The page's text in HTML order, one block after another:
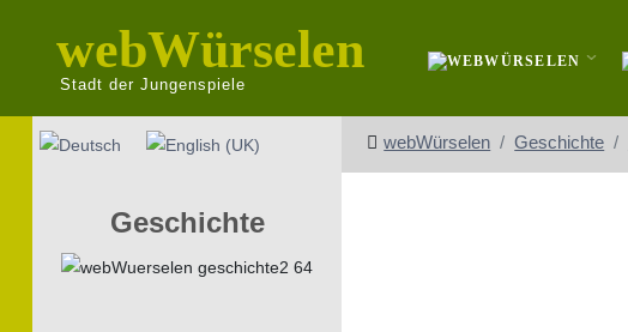
webWürselen
Stadt der Jungenspiele
Sprache auswählen webWürselen Geschichte
Geschichte